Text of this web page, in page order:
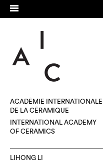
ACADÉMIE INTERNATIONALE
DE LA CÉRAMIQUE
INTERNATIONAL ACADEMY
OF CERAMICS
LIHONG LI